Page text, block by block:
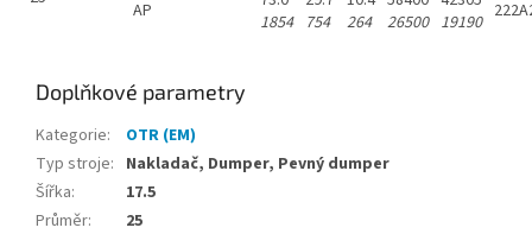
AP
1854 754
264
26500 19190
Doplňkové parametry
Kategorie:
OTR (EM)
Typ stroje: Nakladač, Dumper, Pevný dumper
Šířka:
17.5
Průměr:
25